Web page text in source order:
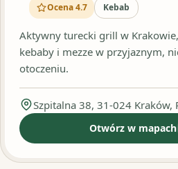
Ocena 4.7 Kebab
Aktywny turecki grill w
kebaby i mezze w przyjaznym,
otoczeniu.
Szpitalna 38, 31-024 Kraków,
Otwórz w mapach
:Ciro